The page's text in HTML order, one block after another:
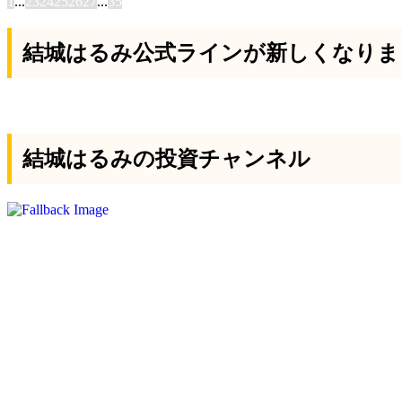
結城はるみ公式ラインが新しくなり
結城はるみの投資チャンネル